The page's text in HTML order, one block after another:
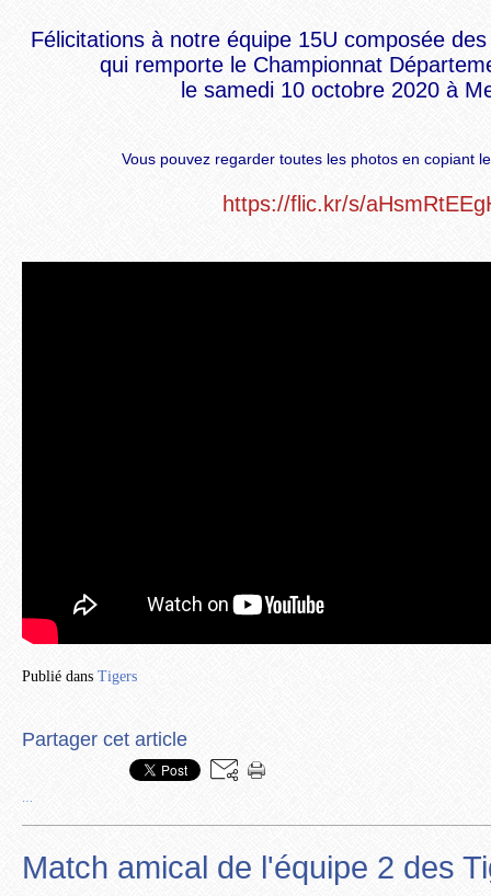
Félicitations à notre équipe 15U composée
qui remporte le Championnat
le samedi 10 octobre 2020 à
Vous pouvez regarder toutes les photos en copiant
https://flic.kr/s/
Publié dans Tigers
Partager cet article
Match amical de l'équipe 2 des